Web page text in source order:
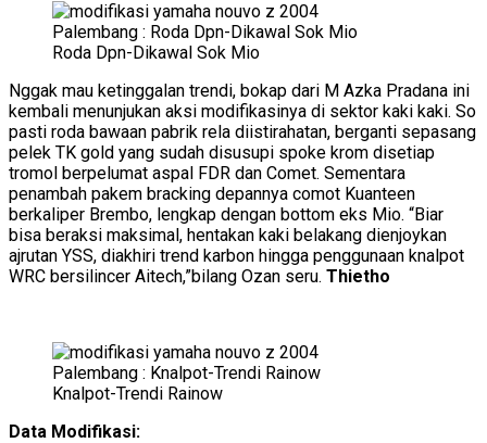
Roda Dpn-Dikawal Sok Mio
Nggak mau ketinggalan trendi, bokap dari M Azka Pradana ini
kembali menunjukan aksi modifikasinya di sektor kaki kaki. So
pasti roda bawaan pabrik rela diistirahatan, berganti sepasang
pelek TK gold yang sudah disusupi spoke krom disetiap
tromol berpelumat aspal FDR dan Comet. Sementara
penambah pakem bracking depannya comot Kuanteen
berkaliper Brembo, lengkap dengan bottom eks Mio. “Biar
bisa beraksi maksimal, hentakan kaki belakang dienjoykan
ajrutan YSS, diakhiri trend karbon hingga penggunaan knalpot
WRC bersilincer Aitech,”bilang Ozan seru. Thietho
Knalpot-Trendi Rainow
Data Modifikasi: